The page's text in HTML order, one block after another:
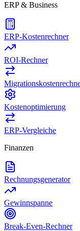
ERP & Business
ERP-Kostenrechner
ROI-Rechner
Kostenoptimierung
ERP-Vergleiche
Finanzen
Rechnungsgenerator
Gewinnspanne
Break-Even-Rechner